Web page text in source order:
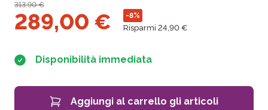
313,90€
289,00 € -8%
Risparmi 24,90 €
Disponibilità immediata
Aggiungi al carrello gli articoli